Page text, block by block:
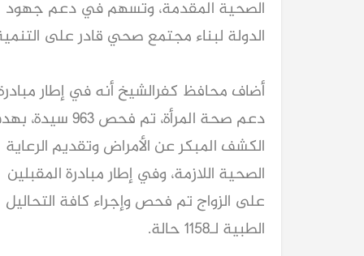
الصحية المقدمة، وتسهم في دعم جهود
الدولة لبناء مجتمع صحي قادر على
أضاف محافظ كفرالشيخ أنه في إطار
دعم صحة المرأة، تم فحص 963
الكشف المبكر عن الأمراض وتقديم الرعاية
الصحية اللازمة، وفي إطار مبادرة المقبلين
على الزواج تم فحص وإجراء كافة التحاليل
الطبية لـ1158 حالة.